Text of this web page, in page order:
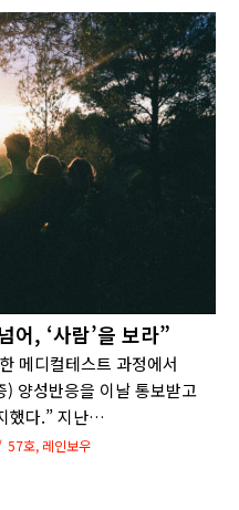
어, ‘사람’을 보라”
메디컬테스트 과정에서
) 양성반응을 이날 통보받고
했다.” 지난…
57호, 레인보우